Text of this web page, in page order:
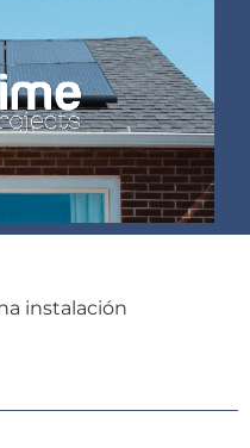
instalación